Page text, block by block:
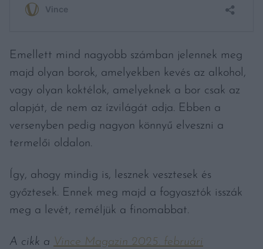
Emellett mind nagyobb számban jelennek meg
majd olyan borok, amelyekben kevés az alkohol,
vagy olyan koktélok, amelyeknek a bor csak az
alapját, de nem az ízvilágát adja. Ebben a
versenyben pedig nagyon könnyű elveszni a
termelői oldalon.
Így, ahogy mindig is, lesznek vesztesek és
győztesek. Ennek meg majd a fogyasztók isszák
meg a levét, reméljük a finomabbat.
A cikk a Vince Magazin 2025. februári